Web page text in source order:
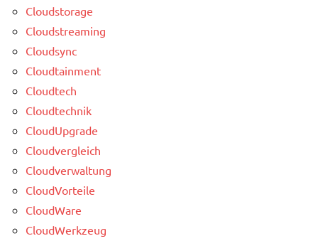
Cloudstorage
Cloudstreaming
Cloudsync
Cloudtainment
Cloudtech
Cloudtechnik
CloudUpgrade
Cloudvergleich
Cloudverwaltung
CloudVorteile
CloudWare
CloudWerkzeug